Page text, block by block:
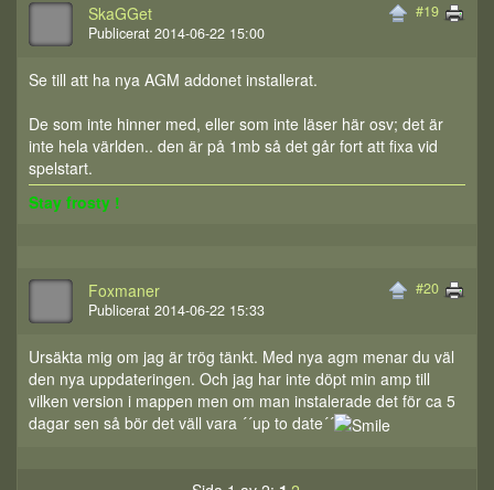
#19
SkaGGet
Publicerat 2014-06-22 15:00
Se till att ha nya AGM addonet installerat.
De som inte hinner med, eller som inte läser här osv; det är
inte hela världen.. den är på 1mb så det går fort att fixa vid
spelstart.
Stay frosty !
#20
Foxmaner
Publicerat 2014-06-22 15:33
Ursäkta mig om jag är trög tänkt. Med nya agm menar du väl
den nya uppdateringen. Och jag har inte döpt min amp till
vilken version i mappen men om man instalerade det för ca 5
dagar sen så bör det väll vara ´´up to date´´